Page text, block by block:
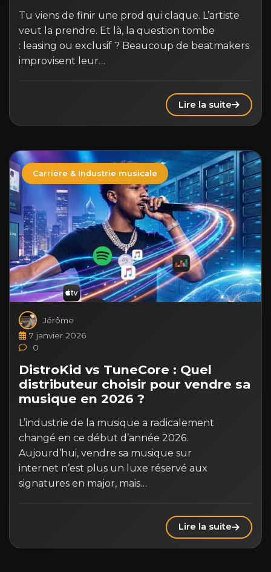
Tu viens de finir une prod qui claque. L’artiste
veut la prendre. Et là, la question tombe
: leasing ou exclusif ? Beaucoup de beatmakers
improvisent leur…
Lire la suite
Carrière & Industrie musicale
Jérôme
7 janvier 2026
0
DistroKid vs TuneCore : Quel
distributeur choisir pour vendre sa
musique en 2026 ?
L’industrie de la musique a radicalement
changé en ce début d’année 2026.
Aujourd’hui, vendre sa musique sur
internet n’est plus un luxe réservé aux
signatures en major, mais…
Lire la suite